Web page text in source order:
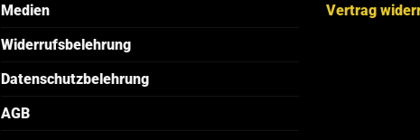
Medien
Widerrufsbelehrung
Datenschutzbelehrung
AGB
Vertrag